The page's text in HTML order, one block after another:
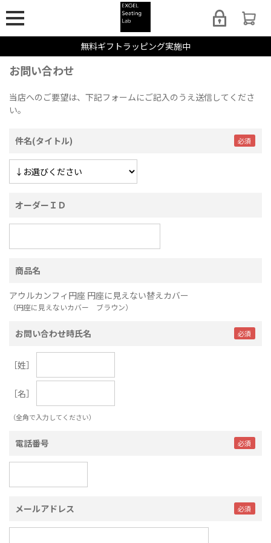
無料ギフトラッピング実施中
お問い合わせ
当店へのご要望は、下記フォームにご記入のうえ送信してくださ
い。
件名(タイトル)
オーダーＩＤ
商品名
アウルカンフィ円座 円座に見えない替えカバー
（円座に見えないカバー ブラウン）
お問い合わせ時氏名
［姓］
［名］
（全角で入力してください）
電話番号
メールアドレス